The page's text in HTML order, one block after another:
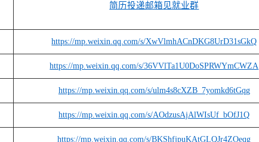
简历投递邮箱见就业群
https://mp.weixin.qq.com/s/XwVlmhACnDKG8UrD31sGkQ
https://mp.weixin.qq.com/s/36VVlTa1U0DoSPRWYmCWZA
https://mp.weixin.qq.com/s/ulm4s8cXZB_7yomkd6tGqg
https://mp.weixin.qq.com/s/AOdzusAjAlWIsUf_bOfJ1Q
https://mp.weixin.qq.com/s/BKShfjpuKAtGLQJr4ZOeqg